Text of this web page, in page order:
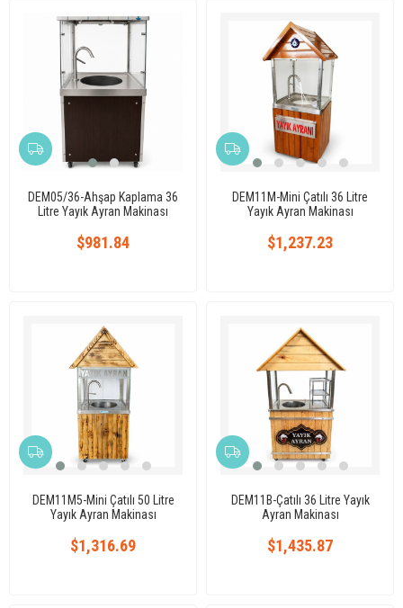
DEM05/36-Ahşap Kaplama 36
Litre Yayık Ayran Makinası
$981.84
DEM11M-Mini Çatılı 36 Litre
Yayık Ayran Makinası
$1,237.23
DEM11M5-Mini Çatılı 50 Litre
Yayık Ayran Makinası
$1,316.69
DEM11B-Çatılı 36 Litre Yayık
Ayran Makinası
$1,435.87